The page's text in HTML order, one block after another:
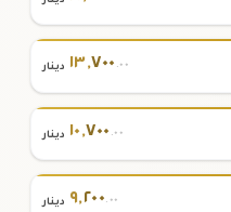
١٣,٧٠٠ .٠٠ دينار
١٠,٧٠٠ .٠٠ دينار
٩,٢٠٠.٠٠ دينار